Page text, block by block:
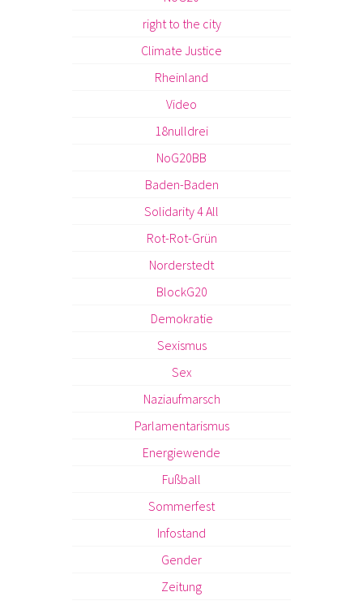
right to the city
Climate Justice
Rheinland
Video
18nulldrei
NoG20BB
Baden-Baden
Solidarity 4 All
Rot-Rot-Grün
Norderstedt
BlockG20
Demokratie
Sexismus
Sex
Naziaufmarsch
Parlamentarismus
Energiewende
Fußball
Sommerfest
Infostand
Gender
Zeitung